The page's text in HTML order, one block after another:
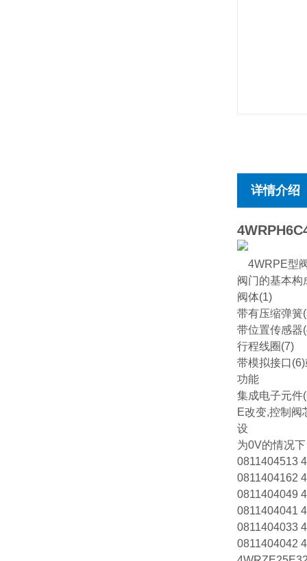
详情介绍
4WRPE型
阀门的基本构
阀体(1)
带有压缩弹簧
带位置传感器
行程线圈(7)
带模拟接口
功能
集成电子元件
E改变,控制阀
设
为0V的情况
0811404513
0811404162
0811404049
0811404041
0811404033
0811404042